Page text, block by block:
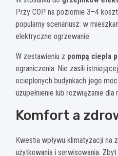
Przy COP na poziomie 3–4
popularny scenariusz: w
elektryczne ogrzewanie.
W zestawieniu z pompą ciepła
ograniczenia. Nie zasili
ocieplonych budynkach jego
uzupełnienie lub rozwiązanie
Komfort a
Kwestia wpływu klimatyzacji na
użytkowania i serwisowania.